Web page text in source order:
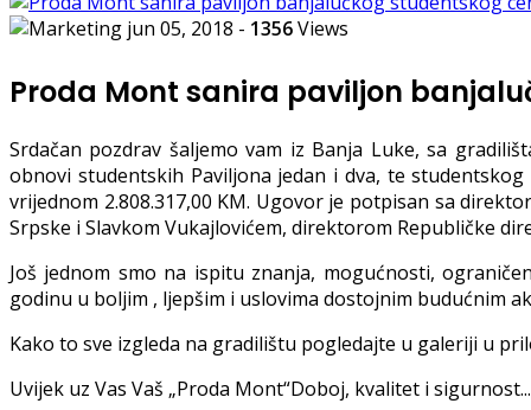
jun 05, 2018 - 1356Views
Proda Mont sanira paviljon
Srdačan pozdrav šaljemo vam iz Banja Luke, sa
obnovi studentskih Paviljona jedan i dva, te
vrijednom 2.808.317,00 KM. Ugovor je potpisan sa
Srpske i Slavkom Vukajlovićem, direktorom Republičke
Još jednom smo na ispitu znanja, mogućnosti,
godinu u boljim , ljepšim i uslovima dostojnim budućnim
Kako to sve izgleda na gradilištu pogledajte u galeriji u
Uvijek uz Vas Vaš „Proda Mont“Doboj, kvalitet i sigurnost...